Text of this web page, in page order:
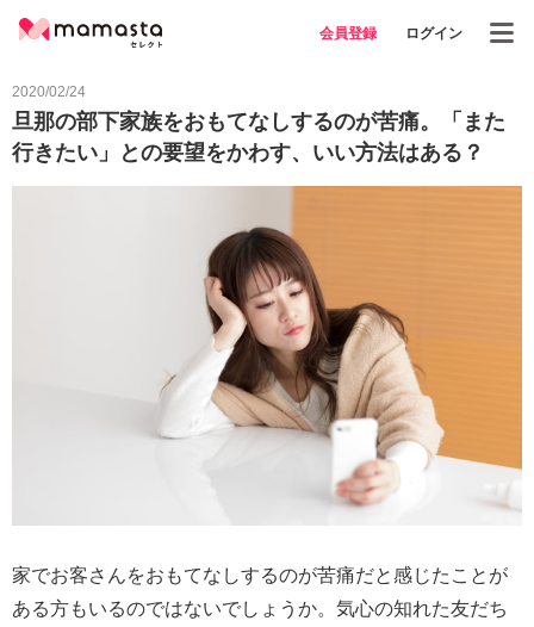
会員登録 ログイン
2020/02/24
旦那の部下家族をおもてなしするのが苦痛。「また
行きたい」との要望をかわす、いい方法はある？
家でお客さんをおもてなしするのが苦痛だと感じたことが
ある方もいるのではないでしょうか。気心の知れた友だち